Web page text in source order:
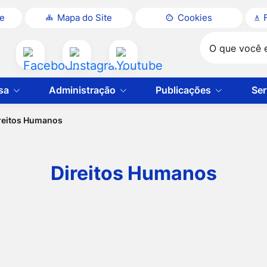
Mapa do Site Cookies
Acessar
a
Rede
Social
Acessar
a
Rede
Acessar
a
Administração Publicações
Humanos
Direitos Humanos
Humanos